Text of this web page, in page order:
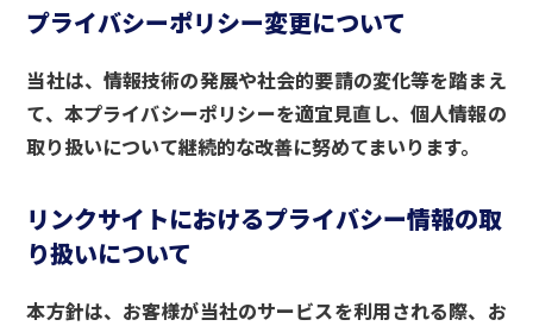
プライバシーポリシー変更について
当社は、情報技術の発展や社会的要請の変化等を踏まえ
て、本プライバシーポリシーを適宜見直し、個人情報の
取り扱いについて継続的な改善に努めてまいります。
リンクサイトにおけるプライバシー情報の取
り扱いについて
本方針は、お客様が当社のサービスを利用される際、お